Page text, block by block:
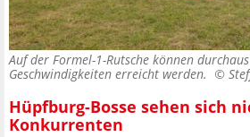
Auf der Formel-1-Rutsche können
Geschwindigkeiten erreicht werden. ©
Hüpfburg-Bosse sehen sich
Konkurrenten